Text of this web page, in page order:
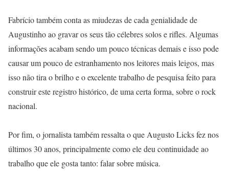
Fabrício também conta as miudezas de cada genialidade de
Augustinho ao gravar os seus tão célebres solos e rifles. Algumas
informações acabam sendo um pouco técnicas demais e isso pode
causar um pouco de estranhamento nos leitores mais leigos, mas
isso não tira o brilho e o excelente trabalho de pesquisa feito para
construir este registro histórico, de uma certa forma, sobre o rock
nacional.
Por fim, o jornalista também ressalta o que Augusto Licks fez nos
últimos 30 anos, principalmente como ele deu continuidade ao
trabalho que ele gosta tanto: falar sobre música.